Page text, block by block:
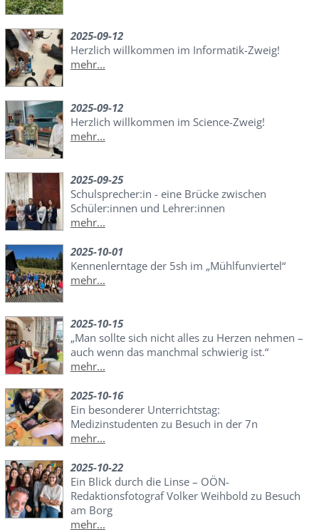
2025-09-12
Herzlich willkommen im Informatik-Zweig!
mehr...
2025-09-12
Herzlich willkommen im Science-Zweig!
mehr...
2025-09-25
Schulsprecher:in - eine Brücke zwischen
Schüler:innen und Lehrer:innen
mehr...
2025-10-01
Kennenlerntage der 5sh im „Mühlfunviertel“
mehr...
2025-10-15
„Man sollte sich nicht alles zu Herzen nehmen –
auch wenn das manchmal schwierig ist.“
mehr...
2025-10-16
Ein besonderer Unterrichtstag:
Medizinstudenten zu Besuch in der 7n
mehr...
2025-10-22
Ein Blick durch die Linse – OÖN-
Redaktionsfotograf Volker Weihbold zu Besuch
am Borg
mehr...